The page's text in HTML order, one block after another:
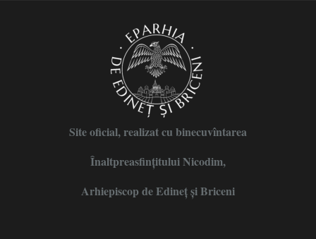
Site oficial, realizat cu binecuvîntarea
Înaltpreasfințitului Nicodim,
Arhiepiscop de Edineţ şi Briceni